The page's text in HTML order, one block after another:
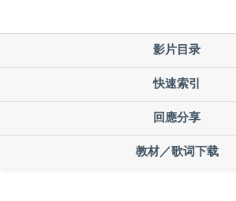
影片目录
快速索引
回應分享
教材／歌词下载